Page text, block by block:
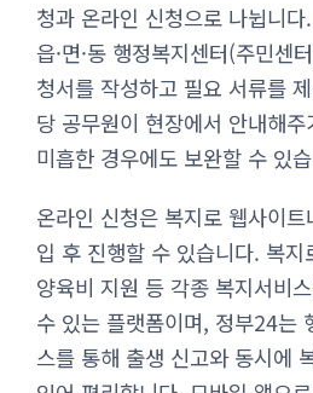
청과 온라인 신청으로 나뉩니
읍·면·동 행정복지센터(주민센
청서를 작성하고 필요 서류를
당 공무원이 현장에서 안내해
미흡한 경우에도 보완할 수 있
온라인 신청은 복지로 웹사이
입 후 진행할 수 있습니다. 복
양육비 지원 등 각종 복지서비
수 있는 플랫폼이며, 정부24는
스를 통해 출생 신고와 동시에